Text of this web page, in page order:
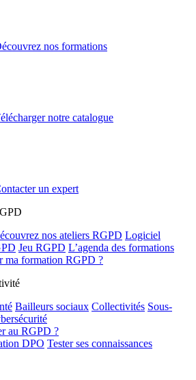
nos formations
notre catalogue
un expert
nos ateliers RGPD Logiciel
Jeu RGPD L’agenda des formations
ma formation RGPD ?
Bailleurs sociaux Collectivités Sous-
au RGPD ?
DPO Tester ses connaissances